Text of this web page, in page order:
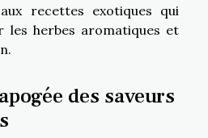
recettes exotiques qui
les herbes aromatiques et
des saveurs